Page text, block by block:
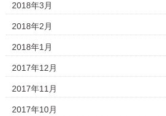
2018年3月
2018年2月
2018年1月
2017年12月
2017年11月
2017年10月